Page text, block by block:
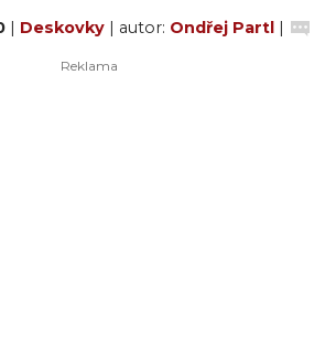
| Deskovky | autor: Ondřej Partl |